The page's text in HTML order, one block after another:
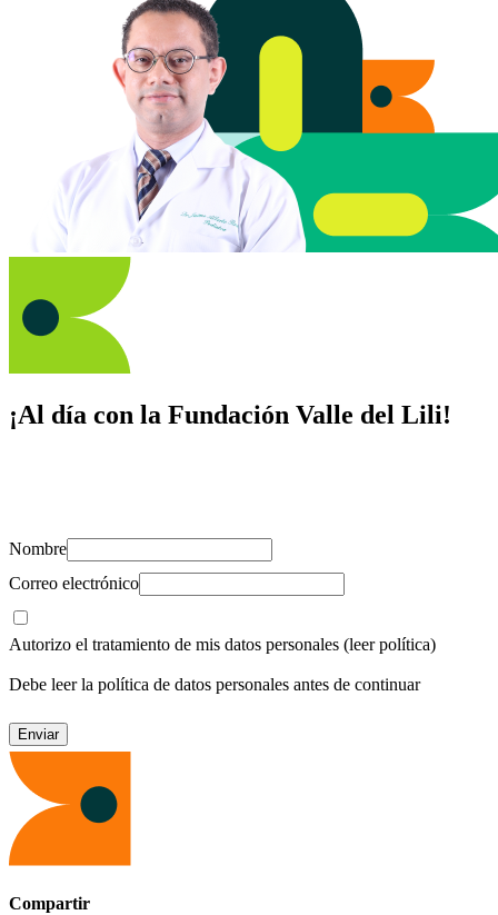
¡Al día con la Fundación Valle del Lili!
Nombre
Correo electrónico
Autorizo el tratamiento de mis datos personales (leer política)
Debe leer la política de datos personales antes de continuar
Compartir